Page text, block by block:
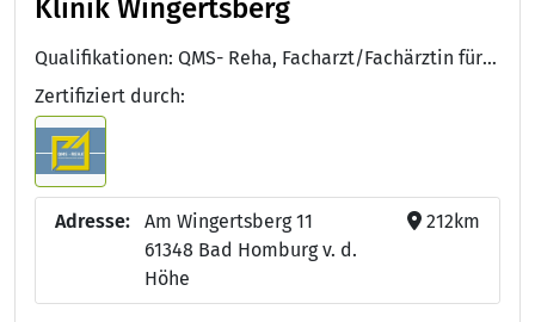
Klinik Wingertsberg
Qualifikationen: QMS- Reha, Facharzt/Fachärztin für Innere Medizin, Facharzt/Fachärztin für Innere Medizin und Hämatologie und Onkologie, Auszeichnung Sozialmedizinische Exzellenz des DRV Bund, DGE-Qualitätsstandard für die Verpflegung in Kliniken, Zusatz-Weiterbildung: Sozialmedizin, European Certification on Medical Oncology
Zertifiziert durch:
Adresse:
Am Wingertsberg 11
61348 Bad Homburg v. d.
Höhe
212km